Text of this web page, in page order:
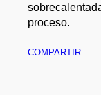
proceso.
COMPARTIR